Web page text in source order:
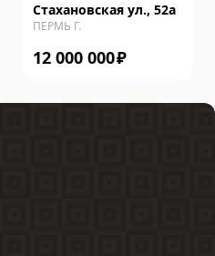
Стахановская ул., 52а
ПЕРМЬ Г.
12 000 000₽